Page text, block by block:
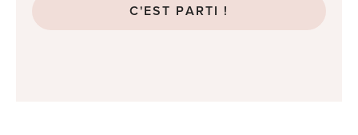
C'EST PARTI !